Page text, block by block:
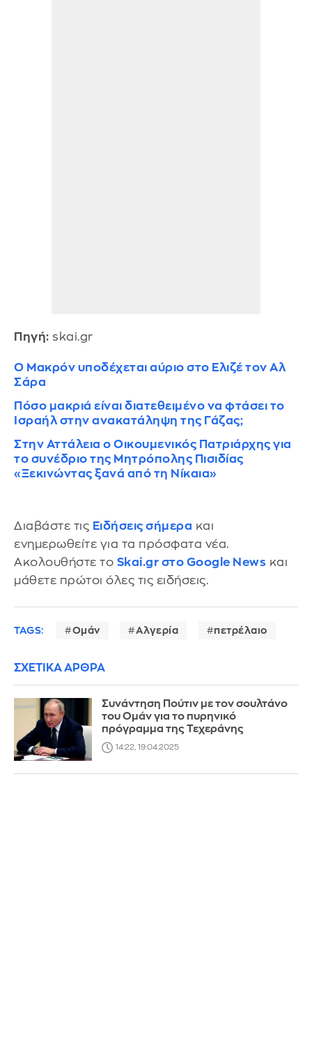
Πηγή: skai.gr
Ο Μακρόν υποδέχεται αύριο στο Ελιζέ τον Αλ
Σάρα
Πόσο μακριά είναι διατεθειμένο να φτάσει το
Ισραήλ στην ανακατάληψη της Γάζας;
Στην Αττάλεια ο Οικουμενικός Πατριάρχης για
το συνέδριο της Μητρόπολης Πισιδίας
«Ξεκινώντας ξανά από τη Νίκαια»
Διαβάστε τις Ειδήσεις σήμερα και
ενημερωθείτε για τα πρόσφατα νέα.
Ακολουθήστε το Skai.gr στο Google News και
μάθετε πρώτοι όλες τις ειδήσεις.
TAGS: Ομάν Αλγερία πετρέλαιο
ΣΧΕΤΙΚΑ ΑΡΘΡΑ
Συνάντηση Πούτιν με τον σουλτάνο
του Ομάν για το πυρηνικό
πρόγραμμα της Τεχεράνης
14:22, 19.04.2025